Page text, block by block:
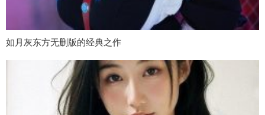
如月灰东方无删版的经典之作